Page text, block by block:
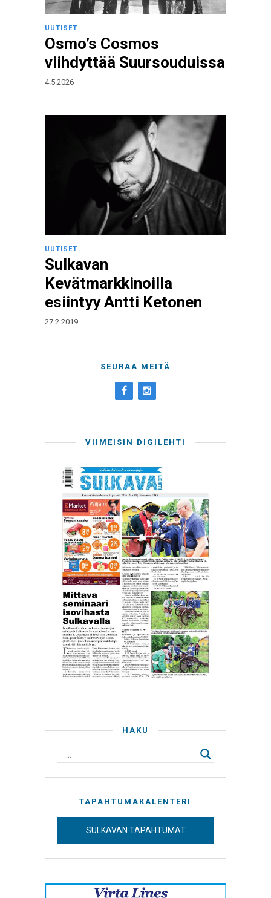
UUTISET
Osmo’s Cosmos
viihdyttää Suursouduissa
4.5.2026
UUTISET
Sulkavan
Kevätmarkkinoilla
esiintyy Antti Ketonen
27.2.2019
SEURAA MEITÄ
VIIMEISIN DIGILEHTI
HAKU
TAPAHTUMAKALENTERI
SULKAVAN TAPAHTUMAT